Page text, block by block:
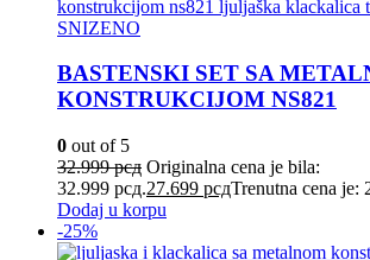
SNIZENO
BASTENSKI SET SA
KONSTRUKCIJOM NS821
0 out of 5
32.999рсд Originalna cena je bila:
32.999 рсд.27.699 рсдTrenutna cena je:
Dodaj u korpu
-25%